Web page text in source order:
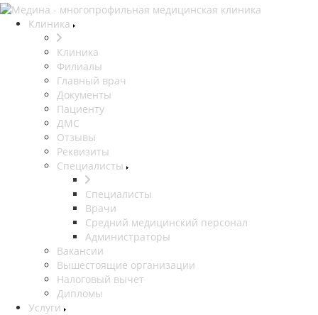
Клиника
Клиника
Филиалы
Главный врач
Документы
Пациенту
ДМС
Отзывы
Реквизиты
Специалисты
Специалисты
Врачи
Средний медицинский персонал
Администраторы
Вакансии
Вышестоящие организации
Налоговый вычет
Дипломы
Услуги